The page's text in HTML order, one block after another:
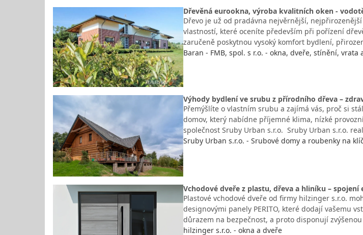
Dřevěná eurookna, výroba kvalitních oken -
Dřevo je už od pradávna nejvěrnější,
vlastností, které oceníte především při pořízení
zaručeně poskytnou vysoký komfort bydlení,
Baran - FMB, spol. s r.o. - okna, dveře, stínění, vrata
Výhody bydlení ve srubu z přírodního dřeva –
Přemýšlíte o vlastním srubu a zajímá vás, proč si
domov, který nabídne příjemné klima, nízké
společnost Sruby Urban s.r.o. Sruby Urban s.r.o.
Sruby Urban s.r.o. - Srubové domy a roubenky na
Vchodové dveře z plastu, dřeva a hliníku –
Plastové vchodové dveře od firmy hilzinger s.r.o.
designovými panely PERITO, které dodají vašemu
důrazem na bezpečnost, a proto disponují
hilzinger s.r.o. - okna a dveře